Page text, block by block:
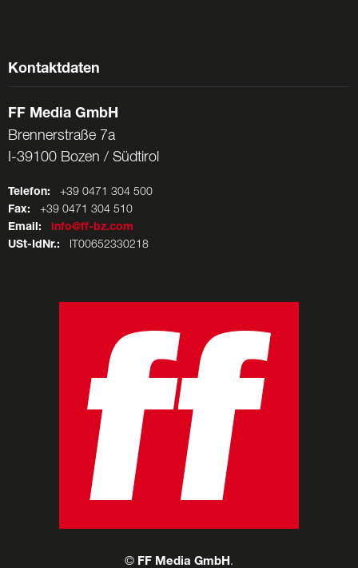
Kontaktdaten
FF Media GmbH
Brennerstraße 7a
I-39100 Bozen / Südtirol
Telefon: +39 0471 304 500
Fax: +39 0471 304 510
Email:
info@ff-bz.com
USt-IdNr.: IT00652330218
© FF Media GmbH.